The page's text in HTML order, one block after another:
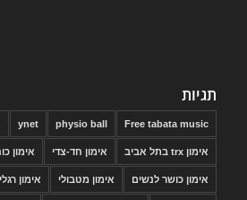
תגיות
Free tabata music
physio ball
ynet
אימון trx בתל אביב אימון חד-צדי אימון
אימון כושר לנשים אימון מטבולי אימון